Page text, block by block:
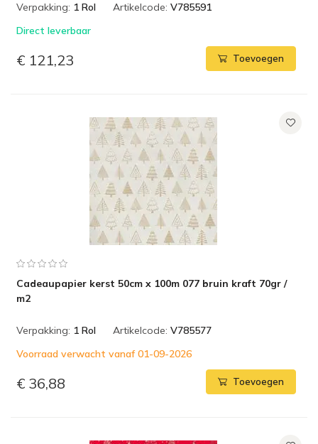
Verpakking: 1 Rol Artikelcode: V785591
Direct leverbaar
€ 121,23 Toevoegen
Cadeaupapier kerst 50cm x 100m 077 bruin kraft 70gr /
m2
Verpakking: 1 Rol Artikelcode: V785577
Voorraad verwacht vanaf 01-09-2026
€ 36,88 Toevoegen